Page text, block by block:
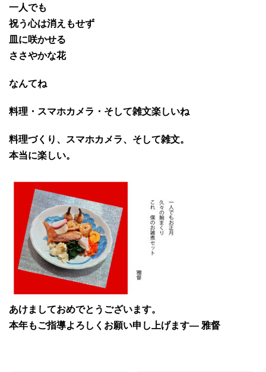
一人でも
祝う心は消えもせず
皿に咲かせる
ささやかな花
なんてね
料理・スマホカメラ・そして雑文楽しいね
料理づくり、スマホカメラ、そして雑文。
本当に楽しい。
あけましておめでとうございます。
本年もご指導よろしくお願い申し上げます— 雅督